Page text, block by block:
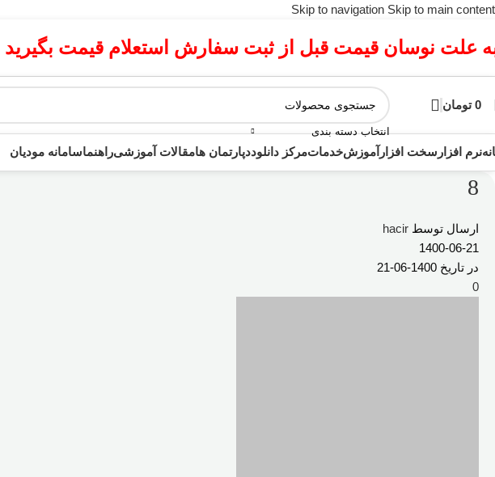
Skip to navigation Skip to main content
علت نوسان قیمت قبل از ثبت سفارش استعلام قیمت بگیرید
0 تومان
انتخاب دسته بندی
نرم افزار سخت افزار آموزشخدماتمرکز دانلوددپارتمان هامقالات آموزشیراهنماسامانه مودیان
8
ارسال توسط hacir
1400-06-21
در تاریخ 1400-06-21
0